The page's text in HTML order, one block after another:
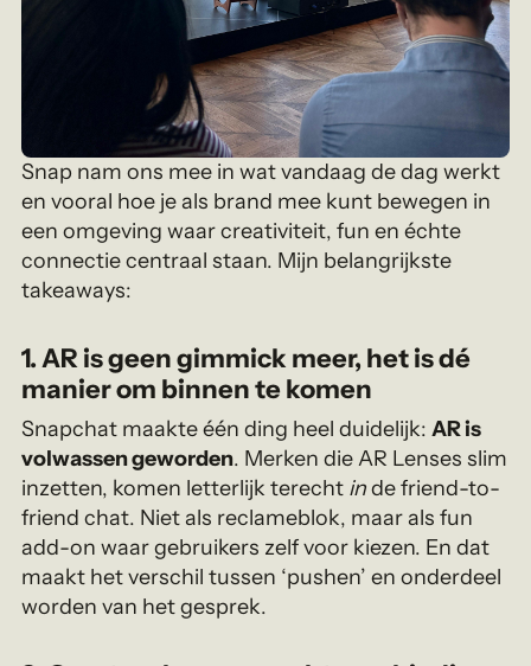
Snap nam ons mee in wat vandaag de dag werkt
en vooral hoe je als brand mee kunt bewegen in
een omgeving waar creativiteit, fun en échte
connectie centraal staan. Mijn belangrijkste
takeaways:
1. AR is geen gimmick meer, het is dé
manier om binnen te komen
Snapchat maakte één ding heel duidelijk:AR is
volwassen geworden. Merken die AR Lenses slim
inzetten, komen letterlijk terecht inde friend-to-
friend chat. Niet als reclameblok, maar als fun
add-on waar gebruikers zelf voor kiezen. En dat
maakt het verschil tussen ‘pushen’ en onderdeel
worden van het gesprek.